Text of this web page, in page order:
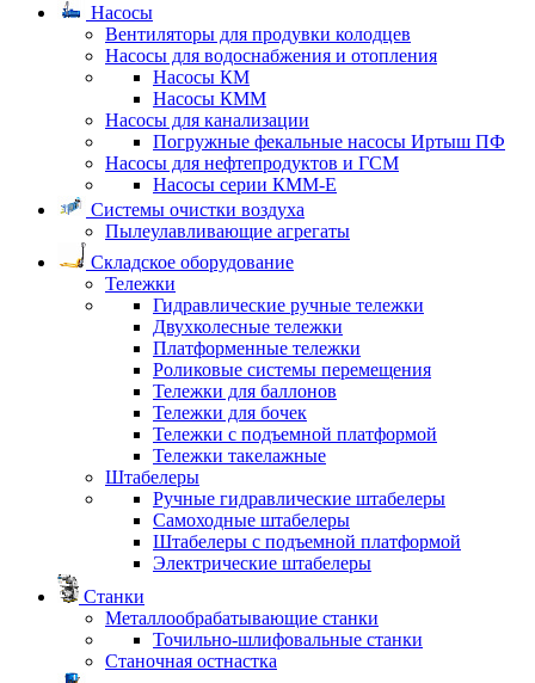
Насосы
Вентиляторы для продувки колодцев
Насосы для водоснабжения и отопления
Насосы КМ
Насосы КММ
Насосы для канализации
Погружные фекальные насосы Иртыш ПФ
Насосы для нефтепродуктов и ГСМ
Насосы серии КММ-Е
Системы очистки воздуха
Пылеулавливающие агрегаты
Складское оборудование
Тележки
Гидравлические ручные тележки
Двухколесные тележки
Платформенные тележки
Роликовые системы перемещения
Тележки для баллонов
Тележки для бочек
Тележки с подъемной платформой
Тележки такелажные
Штабелеры
Ручные гидравлические штабелеры
Самоходные штабелеры
Штабелеры с подъемной платформой
Электрические штабелеры
Станки
Металлообрабатывающие станки
Точильно-шлифовальные станки
Станочная остнастка